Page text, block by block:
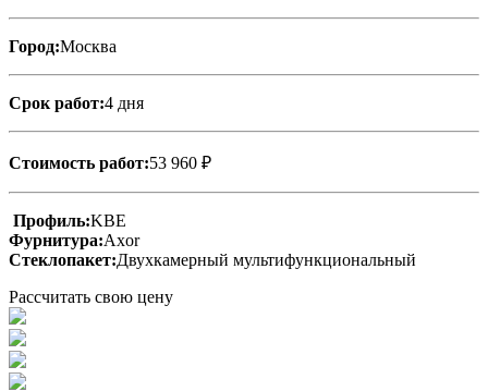
Город:Москва
Срок работ:4 дня
Стоимость работ:53 960 ₽
Профиль:KBE
Фурнитура:Axor
Стеклопакет:Двухкамерный мультифункциональный
Рассчитать свою цену